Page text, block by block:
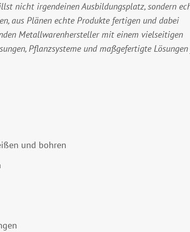
nicht irgendeinen Ausbildungsplatz, sondern
aus Plänen echte Produkte fertigen und dabei
Metallwarenhersteller mit einem vielseitigen
Pflanzsysteme und maßgefertigte
und bohren